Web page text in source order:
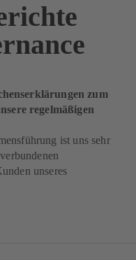
zum
regelmäßigen
ist uns sehr
unseres